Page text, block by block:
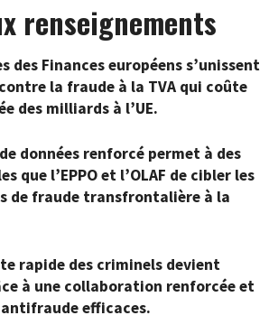
renseignements
des Finances européens s’unissent
la fraude à la TVA qui coûte
des milliards à l’UE.
données renforcé permet à des
que l’EPPO et l’OLAF de cibler les
de fraude transfrontalière à la
rapide des criminels devient
à une collaboration renforcée et
efficaces.